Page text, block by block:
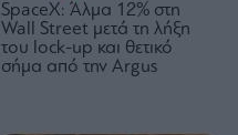
SpaceX: Άλμα 12% στη
Wall Street μετά τη λήξη
του lock-up και θετικό
σήμα από την Argus